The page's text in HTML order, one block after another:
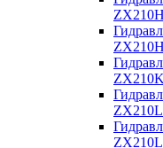
ZX210H
ZX210K